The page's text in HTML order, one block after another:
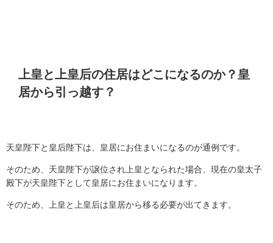
上皇と上皇后の住居はどこになるのか？皇
居から引っ越す？
天皇陛下と皇后陛下は、皇居にお住まいになるのが通例です。
そのため、天皇陛下が譲位され上皇となられた場合、現在の皇太子
殿下が天皇陛下として皇居にお住まいになります。
そのため、上皇と上皇后は皇居から移る必要が出てきます。